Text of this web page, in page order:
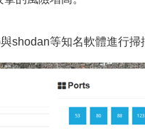
等知名軟體進行